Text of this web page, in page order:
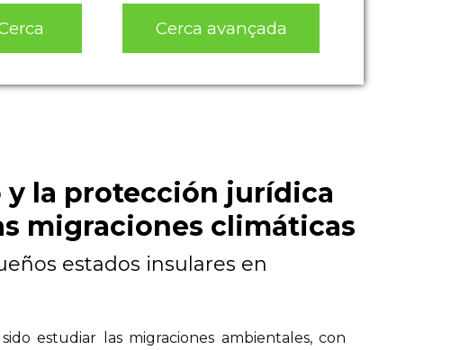
Cerca avançada
la protección jurídica
migraciones climáticas
estados insulares en
estudiar las migraciones ambientales, con